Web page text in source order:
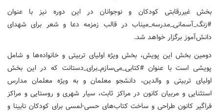
بخش غیررقابتی کودکان و نوجوانان در این دوره نیز با عنوان
#زنگ_آسمانی_مدرسه_میناب در قالب زمزمه دعا و شعر برای شهدای
دانش‌آموز برگزار خواهد شد.
دومین بخش این پویش، بخش ویژه اولیای تربیتی و خانواده‌ها و شامل
پویشی است با عنوان #کتابی_می‌سازم_برای_دستانت که در این بخش
اولیای تربیتی و والدین، دانشجو معلمان و به ویژه معلمان مدارس
استثنایی و مربیان کانون در مراکز ثابت، سیار شهری و روستایی و مراکز
فراگیر کانون طراحی و ساخت کتاب‌های حسی-لمسی برای کودکان نابینا و